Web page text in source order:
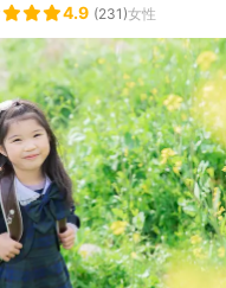
4.9 (231)女性